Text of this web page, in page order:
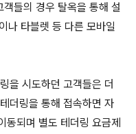
들의 경우 탈옥을 통해 설
나 타블렛 등 다른 모바일
을 시도하던 고객들은 더
더링을 통해 접속하면 자
동되며 별도 테더링 요금제